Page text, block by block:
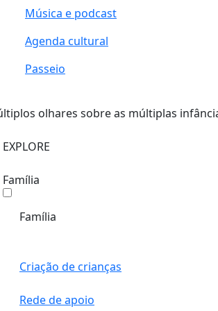
Música e podcast
Agenda cultural
Passeio
olhares sobre as múltiplas
EXPLORE
Família
Família
Criação de crianças
Rede de apoio